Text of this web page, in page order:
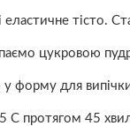
еластичне тісто.
цукровою
у форму для
С протягом 45